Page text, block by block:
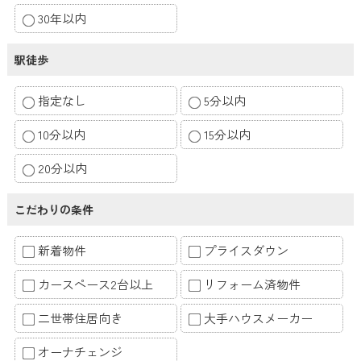
30年以内
駅徒歩
指定なし
5分以内
10分以内
15分以内
20分以内
こだわりの条件
新着物件
プライスダウン
カースペース2台以上
リフォーム済物件
二世帯住居向き
大手ハウスメーカー
オーナチェンジ